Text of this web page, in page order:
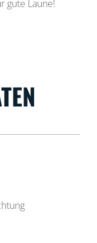
gute Laune!